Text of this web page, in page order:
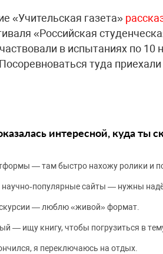
«Учительская газета»
«Российская
в испытаниях по
туда
интересной, куда ты
— там быстро нахожу ролики и
научно‑популярные сайты — нужны
— люблю «живой» формат.
— ищу книгу, чтобы погрузиться в
я переключаюсь на отдых.